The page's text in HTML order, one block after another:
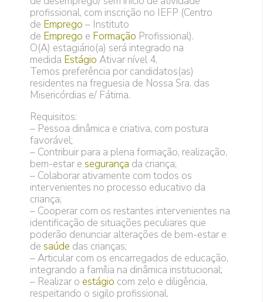
profissional, com inscrição no IEFP (Centro
de Emprego – Instituto
de Emprego e Formação Profissional).
O(A) estagiário(a) será integrado na
medida Estágio Ativar nível 4.
Temos preferência por candidatos(as)
residentes na freguesia de Nossa Sra. das
Misericórdias e/ Fátima.
Requisitos:
– Pessoa dinâmica e criativa, com postura
favorável;
– Contribuir para a plena formação, realização,
bem-estar e segurança da criança;
– Colaborar ativamente com todos os
intervenientes no processo educativo da
criança;
– Cooperar com os restantes intervenientes na
identificação de situações peculiares que
poderão denunciar alterações de bem-estar e
de saúde das crianças;
– Articular com os encarregados de educação,
integrando a família na dinâmica institucional;
– Realizar o estágio com zelo e diligência,
respeitando o sigilo profissional.